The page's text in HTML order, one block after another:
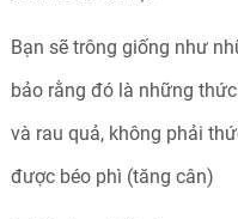
Bạn sẽ trông giống như
bảo rằng đó là những
và rau quả, không phải
được béo phì (tăng cân)